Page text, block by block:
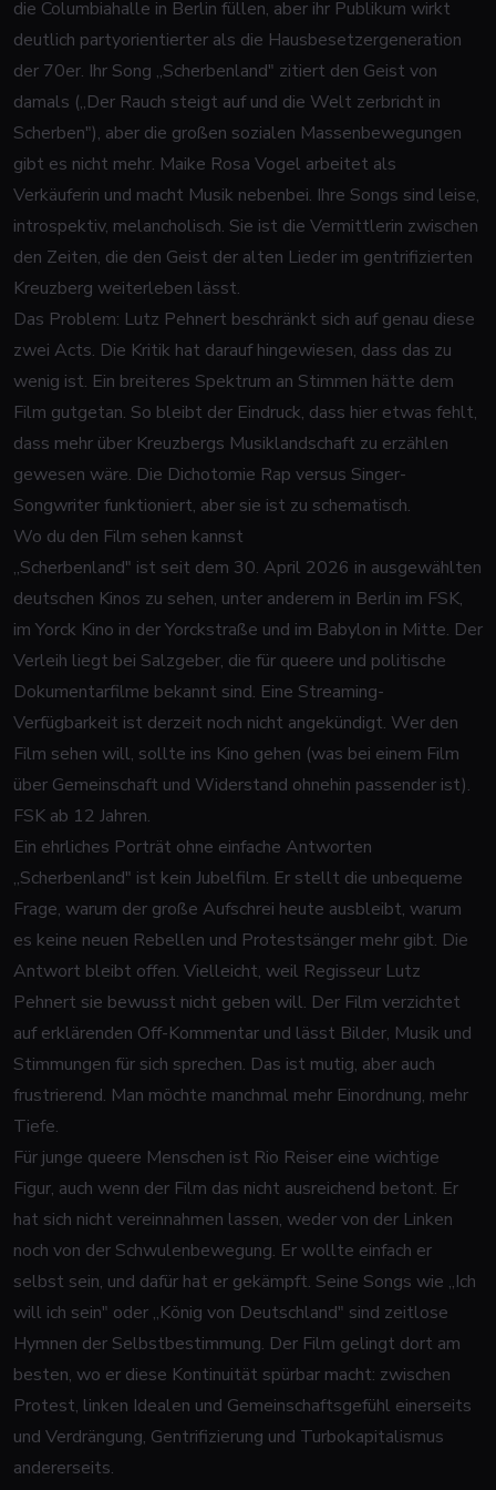
die Columbiahalle in Berlin füllen, aber ihr Publikum wirkt
deutlich partyorientierter als die Hausbesetzergeneration
der 70er. Ihr Song „Scherbenland" zitiert den Geist von
damals („Der Rauch steigt auf und die Welt zerbricht in
Scherben"), aber die großen sozialen Massenbewegungen
gibt es nicht mehr. Maike Rosa Vogel arbeitet als
Verkäuferin und macht Musik nebenbei. Ihre Songs sind leise,
introspektiv, melancholisch. Sie ist die Vermittlerin zwischen
den Zeiten, die den Geist der alten Lieder im gentrifizierten
Kreuzberg weiterleben lässt.
Das Problem: Lutz Pehnert beschränkt sich auf genau diese
zwei Acts. Die Kritik hat darauf hingewiesen, dass das zu
wenig ist. Ein breiteres Spektrum an Stimmen hätte dem
Film gutgetan. So bleibt der Eindruck, dass hier etwas fehlt,
dass mehr über Kreuzbergs Musiklandschaft zu erzählen
gewesen wäre. Die Dichotomie Rap versus Singer-
Songwriter funktioniert, aber sie ist zu schematisch.
Wo du den Film sehen kannst
„Scherbenland" ist seit dem 30. April 2026 in ausgewählten
deutschen Kinos zu sehen, unter anderem in Berlin im FSK,
im Yorck Kino in der Yorckstraße und im Babylon in Mitte. Der
Verleih liegt bei Salzgeber, die für queere und politische
Dokumentarfilme bekannt sind. Eine Streaming-
Verfügbarkeit ist derzeit noch nicht angekündigt. Wer den
Film sehen will, sollte ins Kino gehen (was bei einem Film
über Gemeinschaft und Widerstand ohnehin passender ist).
FSK ab 12 Jahren.
Ein ehrliches Porträt ohne einfache Antworten
„Scherbenland" ist kein Jubelfilm. Er stellt die unbequeme
Frage, warum der große Aufschrei heute ausbleibt, warum
es keine neuen Rebellen und Protestsänger mehr gibt. Die
Antwort bleibt offen. Vielleicht, weil Regisseur Lutz
Pehnert sie bewusst nicht geben will. Der Film verzichtet
auf erklärenden Off-Kommentar und lässt Bilder, Musik und
Stimmungen für sich sprechen. Das ist mutig, aber auch
frustrierend. Man möchte manchmal mehr Einordnung, mehr
Tiefe.
Für junge queere Menschen ist Rio Reiser eine wichtige
Figur, auch wenn der Film das nicht ausreichend betont. Er
hat sich nicht vereinnahmen lassen, weder von der Linken
noch von der Schwulenbewegung. Er wollte einfach er
selbst sein, und dafür hat er gekämpft. Seine Songs wie „Ich
will ich sein" oder „König von Deutschland" sind zeitlose
Hymnen der Selbstbestimmung. Der Film gelingt dort am
besten, wo er diese Kontinuität spürbar macht: zwischen
Protest, linken Idealen und Gemeinschaftsgefühl einerseits
und Verdrängung, Gentrifizierung und Turbokapitalismus
andererseits.